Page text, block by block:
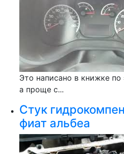
Это написано в книжке
а проще с...
Стук
фиат альбеа